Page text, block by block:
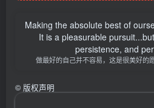
Making the absolute best of
It is a pleasurable
persistence, and
做最好的自己并不容易，这是很美好的
© 版权声明